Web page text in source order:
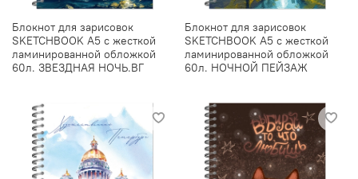
Блокнот для зарисовок
SKETCHBOOK А5 с жесткой
ламинированной обложкой
60л. ЗВЕЗДНАЯ НОЧЬ.ВГ
Блокнот для зарисовок
SKETCHBOOK А5 с жесткой
ламинированной обложкой
60л. НОЧНОЙ ПЕЙЗАЖ